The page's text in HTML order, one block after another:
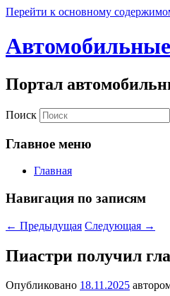
Перейти к основному
Портал
Поиск
Главное меню
Главная
Навигация по записям
← Предыдущая Следующая →
Пиастри получил
Опубликовано 18.11.2025